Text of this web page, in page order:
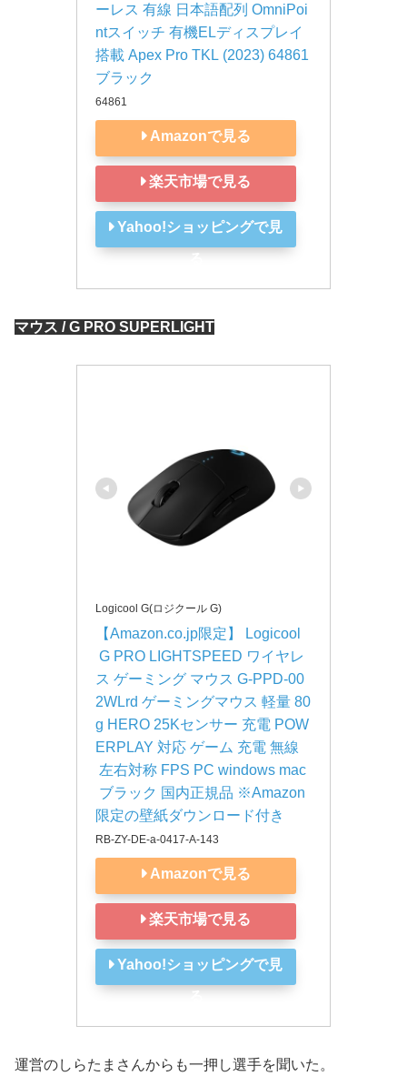
ーレス 有線 日本語配列 OmniPoi
ntスイッチ 有機ELディスプレイ
搭載 Apex Pro TKL (2023) 64861
ブラック
64861
Amazonで見る
楽天市場で見る
Yahoo!ショッピングで見
マウス / G PRO SUPERLIGHT
Logicool G(ロジクール G)
【Amazon.co.jp限定】 Logicool
G PRO LIGHTSPEED ワイヤレ
ス ゲーミング マウス G-PPD-00
2WLrd ゲーミングマウス 軽量 80
g HERO 25Kセンサー 充電 POW
ERPLAY 対応 ゲーム 充電 無線
左右対称 FPS PC windows mac
ブラック 国内正規品 ※Amazon
限定の壁紙ダウンロード付き
RB-ZY-DE-a-0417-A-143
Amazonで見る
楽天市場で見る
Yahoo!ショッピングで見
運営のしらたまさんからも一押し選手を聞いた。